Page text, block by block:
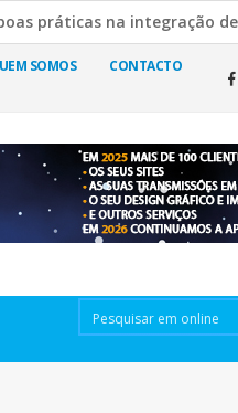
na integração de
esclarece decisão de
SOMOS CONTACTO